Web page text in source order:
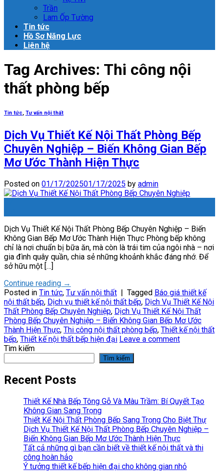
Trần
Lam Ốp Tường
Tin tức
Hồ Sơ Năng Lực
Liên hệ
Tag Archives: Thi công nội
thất phòng bếp
Tin tức, Tư vấn nội thất
Dịch Vụ Thiết Kế Nội Thất Phòng Bếp
Chuyên Nghiệp – Biến Không Gian Bếp
Mơ Ước Thành Hiện Thực
Posted on 01/17/202501/17/2025 by admin
Dịch Vụ Thiết Kế Nội Thất Phòng Bếp Chuyên Nghiệp – Biến
Không Gian Bếp Mơ Ước Thành Hiện Thực Phòng bếp không
chỉ là nơi chuẩn bị bữa ăn, mà còn là trái tim của ngôi nhà – nơi
gia đình quây quần, chia sẻ những khoảnh khắc đáng nhớ. Để
sở hữu một […]
Continue reading →
Posted in Tin tức, Tư vấn nội thất Tagged Báo giá thiết kế
nội thất bếp, Dịch vụ thiết kế nội thất bếp, Dịch Vụ Thiết Kế Nội
Thất Phòng Bếp Chuyên Nghiệp, Dịch Vụ Thiết Kế Nội Thất
Phòng Bếp Chuyên Nghiệp – Biến Không Gian Bếp Mơ Ước
Thành Hiện Thực, Thi công nội thất phòng bếp, Thiết kế nội thất
bếp, Thiết kế nội thất bếp hiện đại Leave a comment
Tìm kiếm
Tìm kiếm
Recent Posts
Thiết Kế Nhà Bếp Tông Gỗ Và Màu Trầm: Bí Quyết Tạo
Không Gian Sang Trọng
Thiết Kế Nội Thất Phòng Bếp Sang Trọng Cho Biệt Thự
Dịch Vụ Thiết Kế Nội Thất Phòng Bếp Chuyên Nghiệp –
Biến Không Gian Bếp Mơ Ước Thành Hiện Thực
Tất cả những gì bạn cần biết về thiết kế nội thất và thi
công hoàn hảo
Ý tưởng thiết kế bếp hiện đại cho không gian nhỏ